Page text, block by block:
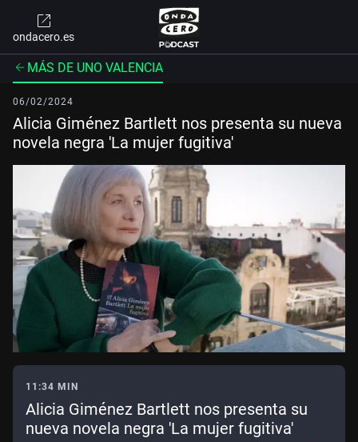
ondacero.es
MÁS DE UNO VALENCIA
06/02/2024
Alicia Giménez Bartlett nos presenta su nueva
novela negra 'La mujer fugitiva'
11:34 MIN
Alicia Giménez Bartlett nos presenta su
nueva novela negra 'La mujer fugitiva'